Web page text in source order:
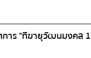
าร "ทีฆายุวัฒนมงคล